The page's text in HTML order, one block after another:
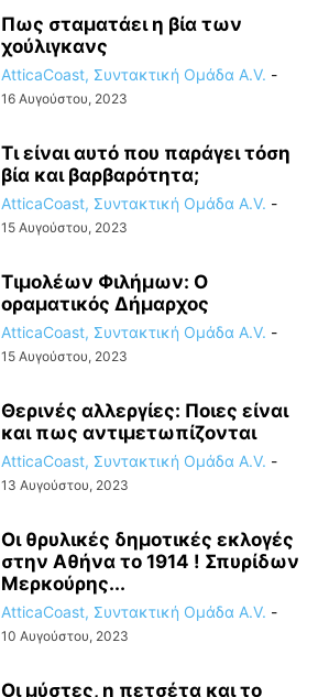
Πως σταματάει η βία των
χούλιγκανς
AtticaCoast, Συντακτική Ομάδα A.V. -
16 Αυγούστου, 2023
Τι είναι αυτό που παράγει τόση
βία και βαρβαρότητα;
AtticaCoast, Συντακτική Ομάδα A.V. -
15 Αυγούστου, 2023
Τιμολέων Φιλήμων: Ο
οραματικός Δήμαρχος
AtticaCoast, Συντακτική Ομάδα A.V. -
15 Αυγούστου, 2023
Θερινές αλλεργίες: Ποιες είναι
και πως αντιμετωπίζονται
AtticaCoast, Συντακτική Ομάδα A.V. -
13 Αυγούστου, 2023
Οι θρυλικές δημοτικές εκλογές
στην Αθήνα το 1914 ! Σπυρίδων
Μερκούρης...
AtticaCoast, Συντακτική Ομάδα A.V. -
10 Αυγούστου, 2023
Οι μύστες, η πετσέτα και το